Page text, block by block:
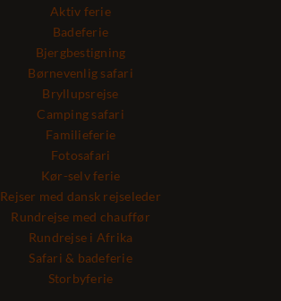
Aktiv ferie
Badeferie
Bjergbestigning
Børnevenlig safari
Bryllupsrejse
Camping safari
Familieferie
Fotosafari
Kør-selv ferie
Rejser med dansk rejseleder
Rundrejse med chauffør
Rundrejse i Afrika
Safari & badeferie
Storbyferie